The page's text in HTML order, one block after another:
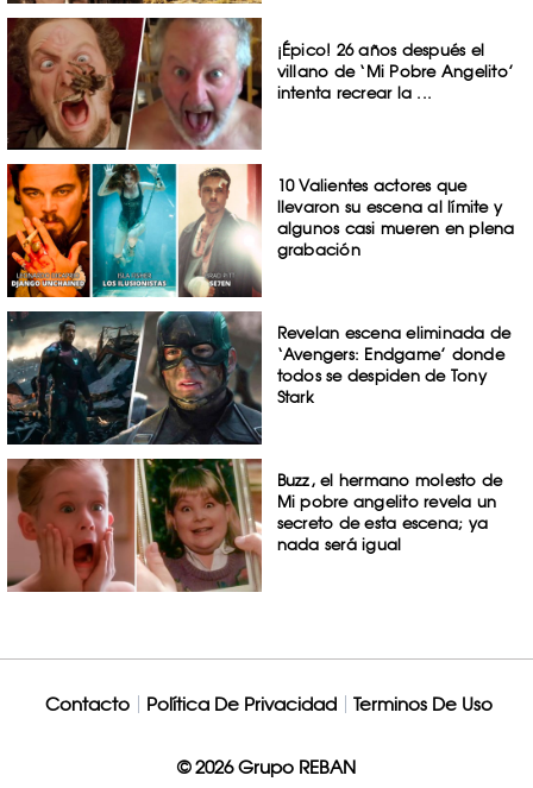
¡Épico! 26 años después el
villano de ‘Mi Pobre Angelito’
intenta recrear la ...
10 Valientes actores que
llevaron su escena al límite y
algunos casi mueren en plena
grabación
Revelan escena eliminada de
‘Avengers: Endgame’ donde
todos se despiden de Tony
Stark
Buzz, el hermano molesto de
Mi pobre angelito revela un
secreto de esta escena; ya
nada será igual
Contacto Política De Privacidad Terminos De Uso
© 2026 Grupo REBAN